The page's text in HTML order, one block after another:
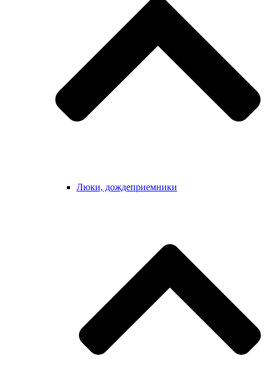
Люки, дождеприемники